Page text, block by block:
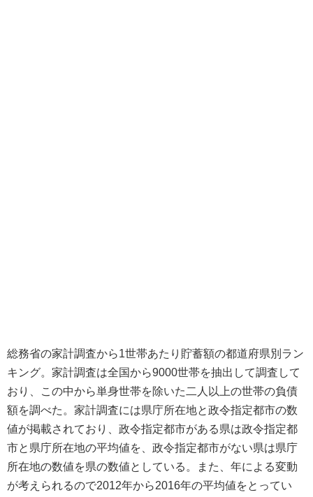
総務省の家計調査から1世帯あたり貯蓄額の都道府県別ラン
キング。家計調査は全国から9000世帯を抽出して調査して
おり、この中から単身世帯を除いた二人以上の世帯の負債
額を調べた。家計調査には県庁所在地と政令指定都市の数
値が掲載されており、政令指定都市がある県は政令指定都
市と県庁所在地の平均値を、政令指定都市がない県は県庁
所在地の数値を県の数値としている。また、年による変動
が考えられるので2012年から2016年の平均値をとってい